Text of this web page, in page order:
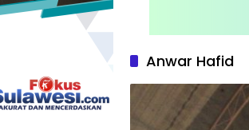
Anwar Hafid